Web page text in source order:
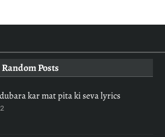
Random Posts
kar mat pita ki seva lyrics